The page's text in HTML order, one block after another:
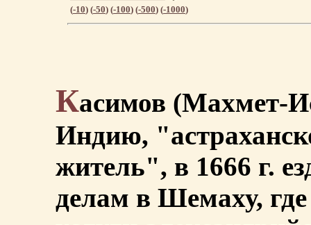
(-10) (-50) (-100) (-500) (-1000)
Касимов (Махмет-
Индию,
житель", в 1666 г.
делам в Шемаху,